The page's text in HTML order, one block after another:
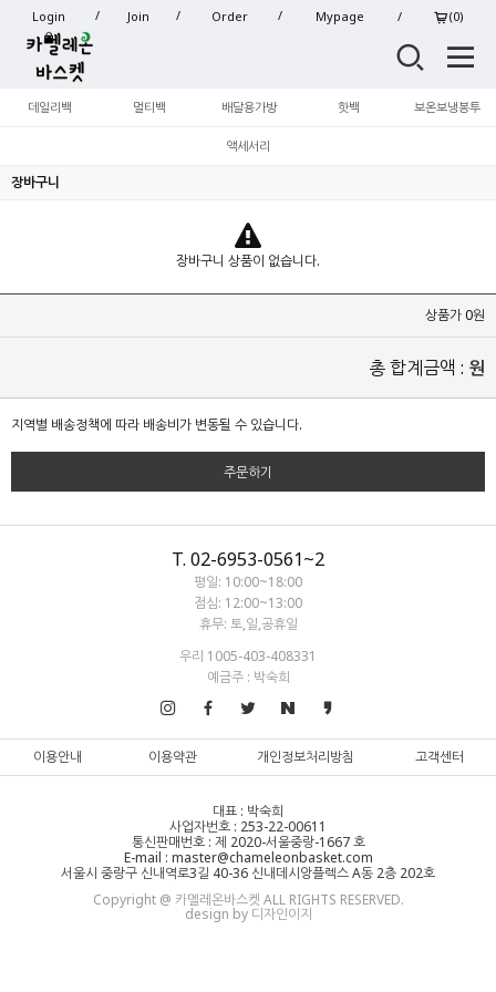
Login Join Order Mypage (0)
데일리백 멀티백 배달용가방 핫백 보온보냉봉투
액세서리
장바구니
장바구니 상품이 없습니다.
상품가 0원
총 합계금액 : 원
지역별 배송정책에 따라 배송비가 변동될 수 있습니다.
주문하기
T. 02-6953-0561~2
평일: 10:00~18:00
점심: 12:00~13:00
휴무: 토,일,공휴일
우리 1005-403-408331
예금주 : 박숙희
이용안내 이용약관 개인정보처리방침 고객센터
대표 : 박숙희
사업자번호 : 253-22-00611
통신판매번호 : 제 2020-서울중랑-1667 호
E-mail : master@chameleonbasket.com
서울시 중랑구 신내역로3길 40-36 신내데시앙플렉스 A동 2층 202호
Copyright @ 카멜레온바스켓 ALL RIGHTS RESERVED.
design by 디자인이지